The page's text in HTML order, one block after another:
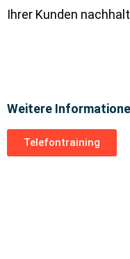
Ihrer Kunden
Weitere
Telefontraining